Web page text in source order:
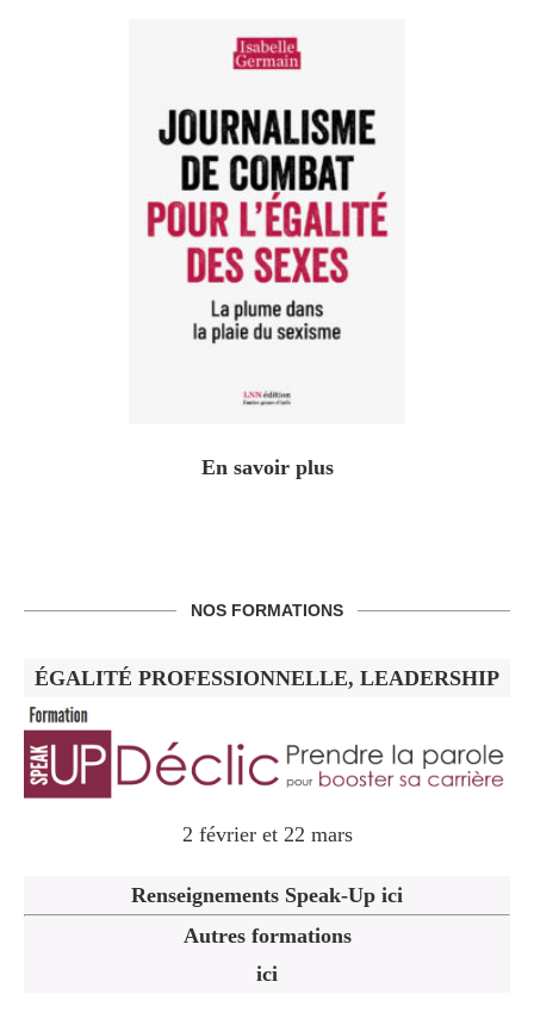
En savoir plus
NOS FORMATIONS
ÉGALITÉ PROFESSIONNELLE, LEADERSHIP
2 février et 22 mars
Renseignements Speak-Up ici
Autres formations
ici